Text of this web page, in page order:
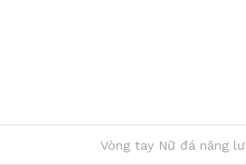
Vòng tay Nữ đá năng